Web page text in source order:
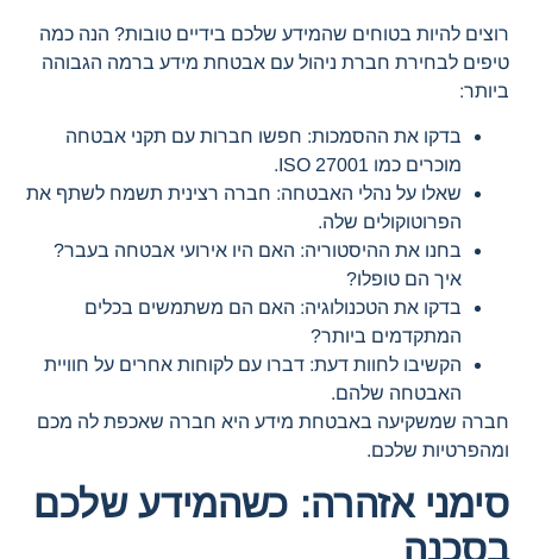
רוצים להיות בטוחים שהמידע שלכם בידיים טובות? הנה כמה
טיפים לבחירת חברת ניהול עם אבטחת מידע ברמה הגבוהה
ביותר:
בדקו את ההסמכות: חפשו חברות עם תקני אבטחה
מוכרים כמו ISO 27001.
שאלו על נהלי האבטחה: חברה רצינית תשמח לשתף את
הפרוטוקולים שלה.
בחנו את ההיסטוריה: האם היו אירועי אבטחה בעבר?
איך הם טופלו?
בדקו את הטכנולוגיה: האם הם משתמשים בכלים
המתקדמים ביותר?
הקשיבו לחוות דעת: דברו עם לקוחות אחרים על חוויית
האבטחה שלהם.
חברה שמשקיעה באבטחת מידע היא חברה שאכפת לה מכם
ומהפרטיות שלכם.
סימני אזהרה: כשהמידע שלכם
בסכנה